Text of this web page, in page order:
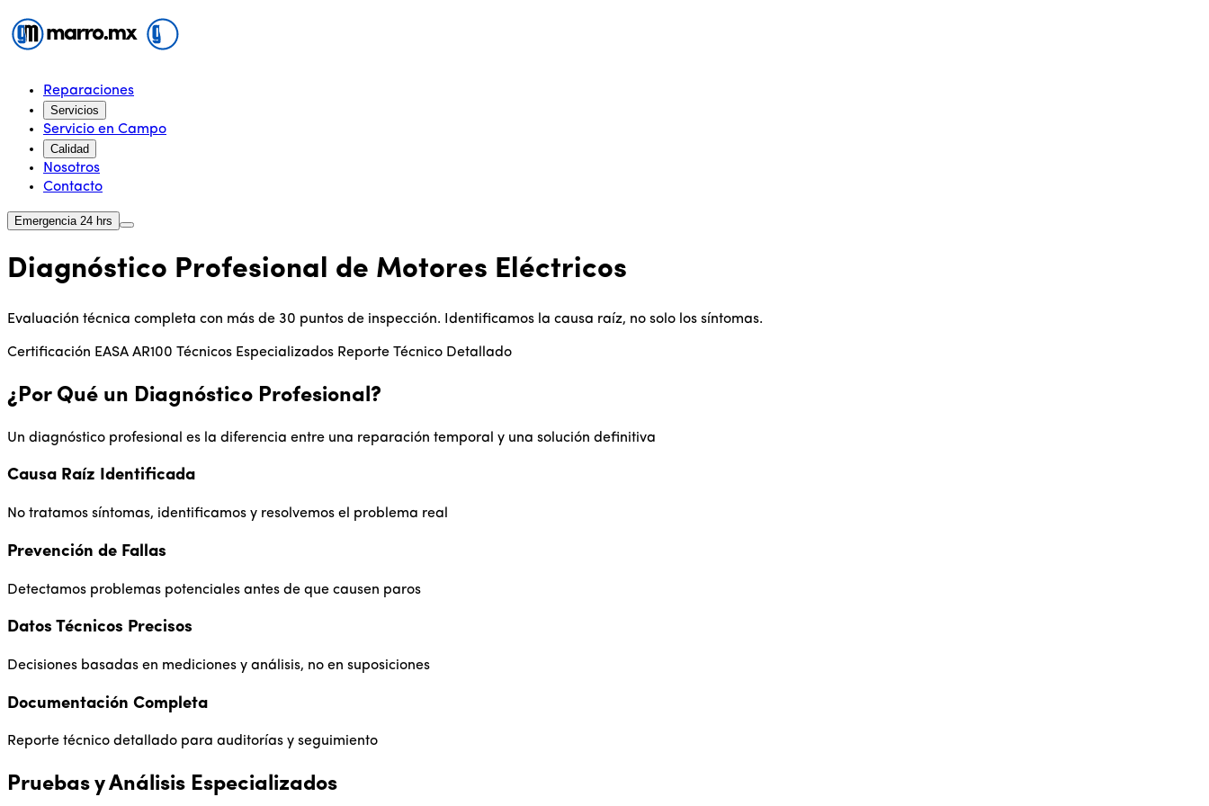
Reparaciones
Servicios
Servicio en Campo
Calidad
Nosotros
Contacto
Emergencia 24 hrs
Diagnóstico Profesional de Motores Eléctricos
Evaluación técnica completa con más de 30 puntos de inspección. Identificamos la causa raíz, no solo los síntomas.
Certificación EASA AR100 Técnicos Especializados Reporte Técnico Detallado
¿Por Qué un Diagnóstico Profesional?
Un diagnóstico profesional es la diferencia entre una reparación temporal y una solución definitiva
Causa Raíz Identificada
No tratamos síntomas, identificamos y resolvemos el problema real
Prevención de Fallas
Detectamos problemas potenciales antes de que causen paros
Datos Técnicos Precisos
Decisiones basadas en mediciones y análisis, no en suposiciones
Documentación Completa
Reporte técnico detallado para auditorías y seguimiento
Pruebas y Análisis Especializados